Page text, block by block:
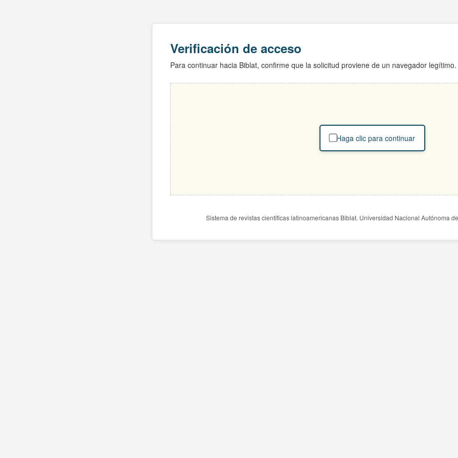
Verificación de acceso
Para continuar hacia Biblat, confirme que la solicitud proviene de un navegador legítimo.
Haga clic para continuar
Sistema de revistas científicas latinoamericanas Biblat. Universidad Nacional Autónoma